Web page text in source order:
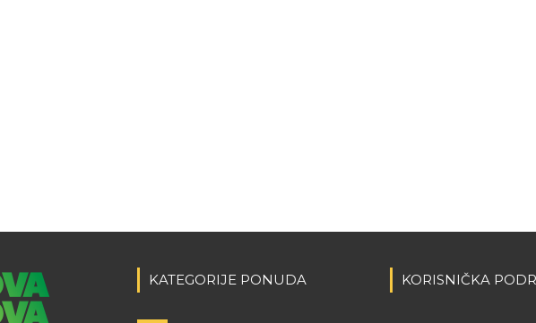
KATEGORIJE PONUDA KORISNIČKA